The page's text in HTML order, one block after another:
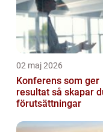
02 maj 2026
Konferens som ger
resultat så skapar du rätt
förutsättningar